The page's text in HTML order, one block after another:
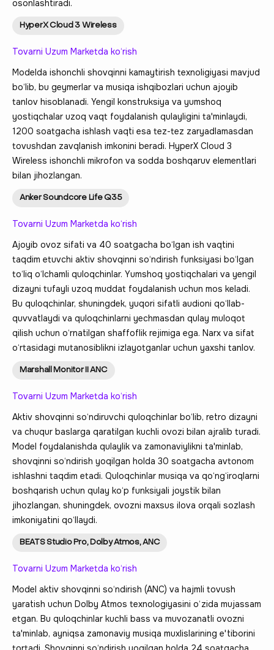
osonlashtiradi.
HyperX Cloud 3 Wireless
Tovarni Uzum Marketda ko‘rish
Modelda ishonchli shovqinni kamaytirish texnoligiyasi mavjud
bo‘lib, bu geymerlar va musiqa ishqibozlari uchun ajoyib
tanlov hisoblanadi. Yengil konstruksiya va yumshoq
yostiqchalar uzoq vaqt foydalanish qulayligini ta'minlaydi,
1200 soatgacha ishlash vaqti esa tez-tez zaryadlamasdan
tovushdan zavqlanish imkonini beradi. HyperX Cloud 3
Wireless ishonchli mikrofon va sodda boshqaruv elementlari
bilan jihozlangan.
Anker Soundcore Life Q35
Tovarni Uzum Marketda ko‘rish
Ajoyib ovoz sifati va 40 soatgacha bo‘lgan ish vaqtini
taqdim etuvchi aktiv shovqinni so‘ndirish funksiyasi bo‘lgan
to‘liq o‘lchamli quloqchinlar. Yumshoq yostiqchalari va yengil
dizayni tufayli uzoq muddat foydalanish uchun mos keladi.
Bu quloqchinlar, shuningdek, yuqori sifatli audioni qo‘llab-
quvvatlaydi va quloqchinlarni yechmasdan qulay muloqot
qilish uchun o‘rnatilgan shaffoflik rejimiga ega. Narx va sifat
o‘rtasidagi mutanosiblikni izlayotganlar uchun yaxshi tanlov.
Marshall Monitor II ANC
Tovarni Uzum Marketda ko‘rish
Aktiv shovqinni so‘ndiruvchi quloqchinlar bo‘lib, retro dizayni
va chuqur baslarga qaratilgan kuchli ovozi bilan ajralib turadi.
Model foydalanishda qulaylik va zamonaviylikni ta'minlab,
shovqinni so‘ndirish yoqilgan holda 30 soatgacha avtonom
ishlashni taqdim etadi. Quloqchinlar musiqa va qo‘ng‘iroqlarni
boshqarish uchun qulay ko‘p funksiyali joystik bilan
jihozlangan, shuningdek, ovozni maxsus ilova orqali sozlash
imkoniyatini qo‘llaydi.
BEATS Studio Pro, Dolby Atmos, ANC
Tovarni Uzum Marketda ko‘rish
Model aktiv shovqinni so‘ndirish (ANC) va hajmli tovush
yaratish uchun Dolby Atmos texnologiyasini o‘zida mujassam
etgan. Bu quloqchinlar kuchli bass va muvozanatli ovozni
ta'minlab, ayniqsa zamonaviy musiqa muxlislarining e'tiborini